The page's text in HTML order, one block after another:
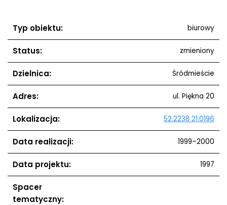
Typ obiektu: biurowy
Status: zmieniony
Dzielnica: Śródmieście
Adres: ul. Piękna 20
Lokalizacja: 52.2238 21.0196
Data realizacji: 1999–2000
Data projektu: 1997
Spacer
tematyczny: